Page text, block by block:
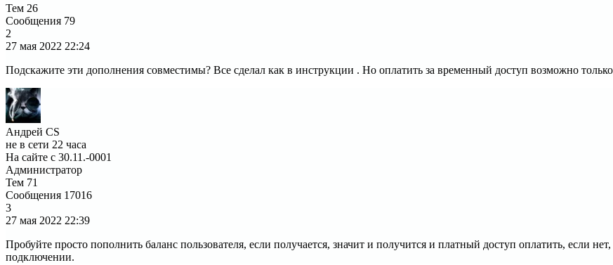
Тем 26
Сообщения 79
2
27 мая 2022 22:24
Подскажите эти дополнения совместимы? Все сделал как в инструкции . Но оплатить за временный доступ возможно только
Андрей CS
не в сети 22 часа
На сайте с 30.11.-0001
Администратор
Тем 71
Сообщения 17016
3
27 мая 2022 22:39
Пробуйте просто пополнить баланс пользователя, если получается, значит и получится и платный доступ оплатить, если
подключении.